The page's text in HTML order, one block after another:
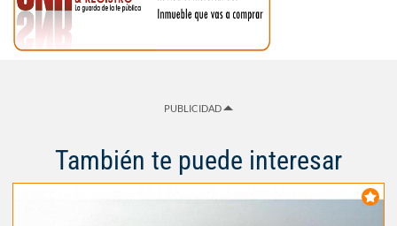
PUBLICIDAD
También te puede interesar